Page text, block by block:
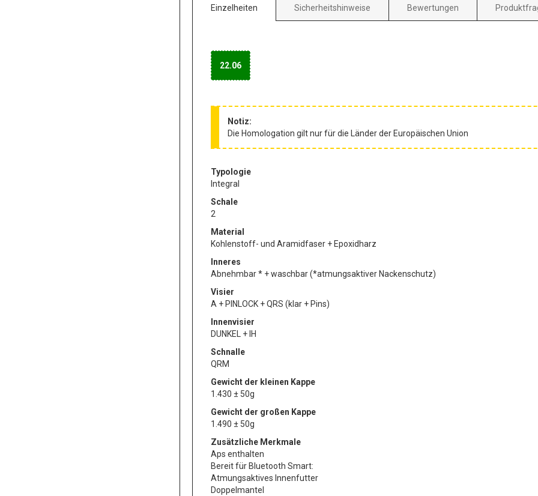
Einzelheiten
22.06
Notiz:
Die Homologation gilt nur für die Länder der Europäischen Union
Typologie
Integral
Schale
2
Material
Kohlenstoff- und Aramidfaser + Epoxidharz
Inneres
Abnehmbar * + waschbar (*atmungsaktiver Nackenschutz)
Visier
A + PINLOCK + QRS (klar + Pins)
Innenvisier
DUNKEL + IH
Schnalle
QRM
Gewicht der kleinen Kappe
1.430 ± 50g
Gewicht der großen Kappe
1.490 ± 50g
Zusätzliche Merkmale
Aps enthalten
Bereit für Bluetooth Smart:
Atmungsaktives Innenfutter
Doppelmantel
Sicherheitshinweise Bewertungen